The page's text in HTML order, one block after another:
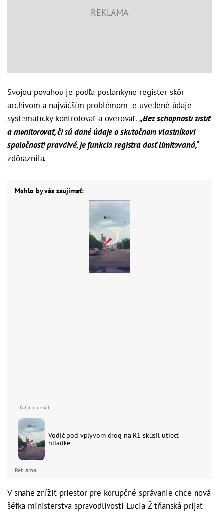
Svojou povahou je podľa poslankyne register skôr
archívom a najväčším problémom je uvedené údaje
systematicky kontrolovať a overovať. „Bez schopnosti zistiť
a monitorovať, či sú dané údaje o skutočnom vlastníkovi
spoločnosti pravdivé, je funkcia registra dosť limitovaná,“
zdôraznila.
Mohlo by vás zaujímať:
Vodič pod vplyvom drog na R1 skúsil utiecť
hliadke
Reklama
V snahe znížiť priestor pre korupčné správanie chce nová
šéfka ministerstva spravodlivosti Lucia Žitňanská prijať